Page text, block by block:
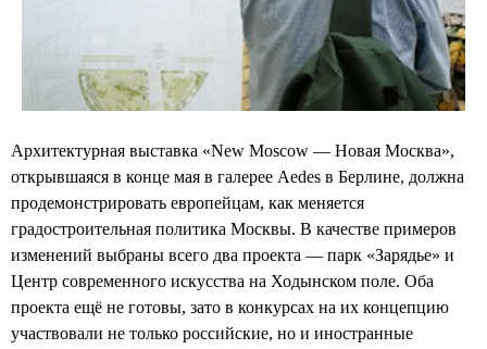
Архитектурная выставка «New Moscow — Новая Москва»,
открывшаяся в конце мая в галерее Aedes в Берлине, должна
продемонстрировать европейцам, как меняется
градостроительная политика Москвы. В качестве примеров
изменений выбраны всего два проекта — парк «Зарядье» и
Центр современного искусства на Ходынском поле. Оба
проекта ещё не готовы, зато в конкурсах на их концепцию
участвовали не только российские, но и иностранные